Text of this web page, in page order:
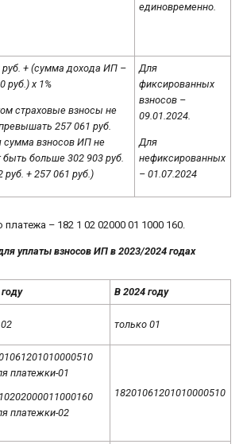
единовременно.
руб. + (сумма дохода ИП –
руб.) х 1%
страховые взносы не
257 061 руб.
взносов ИП не
больше 302 903 руб.
руб. + 257 061 руб.)
Для
фиксированных
взносов –
09.01.2024.
Для
нефиксированных
– 01.07.2024
– 182 1 02 02000 01 1000 160.
уплаты взносов ИП в 2023/2024 годах
В 2024 году
только 01
платежки-01
платежки-02
18201061201010000510